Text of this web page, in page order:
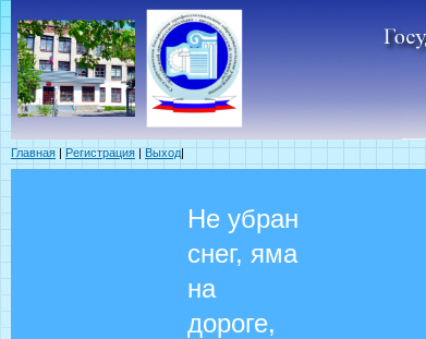
Главная | Регистрация | Выход|
Не убран
снег, яма
на
дороге,